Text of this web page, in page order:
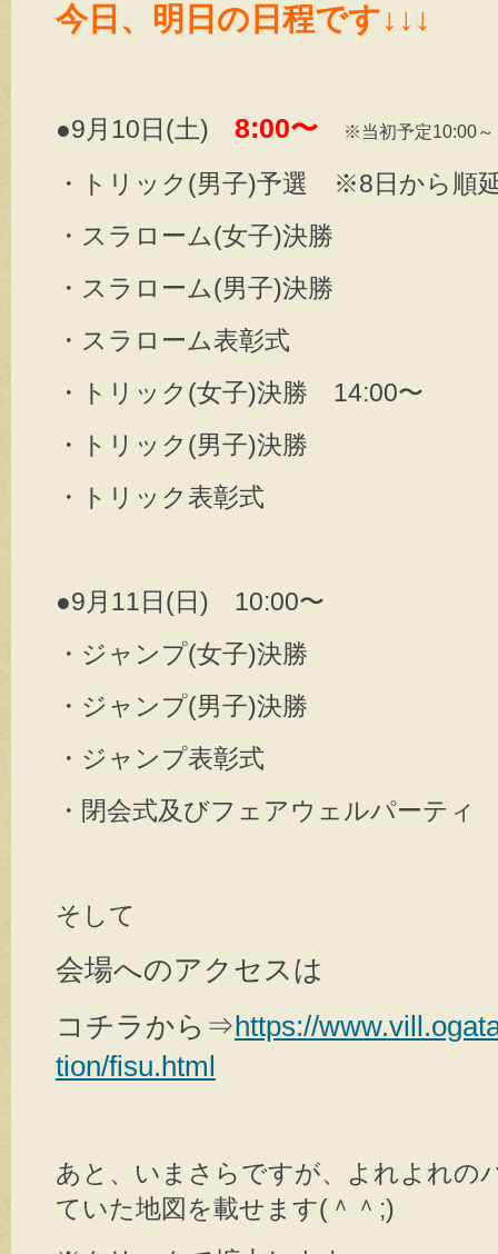
今日、明日の日程です↓↓↓
●9月10日(土) 8:00〜 ※当初予定10:00～
・トリック(男子)予選 ※8日から順
・スラローム(女子)決勝
・スラローム(男子)決勝
・スラローム表彰式
・トリック(女子)決勝 14:00〜
・トリック(男子)決勝
・トリック表彰式
●9月11日(日) 10:00〜
・ジャンプ(女子)決勝
・ジャンプ(男子)決勝
・ジャンプ表彰式
・閉会式及びフェアウェルパーテ
そして
会場へのアクセスは
コチラから⇒https://
tion/fisu.html
あと、いまさらですが、よれよれの
ていた地図を載せます(＾＾;)